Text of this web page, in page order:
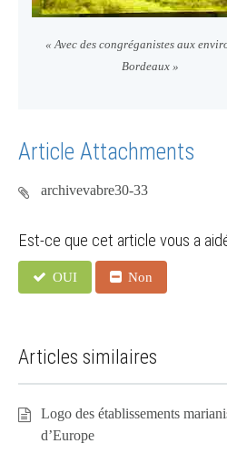
« Avec des congréganistes aux
Bordeaux »
Article Attachments
archivevabre30-33
Est-ce que cet article vous a
OUI Non
Articles similaires
Logo des établissements
d’Europe